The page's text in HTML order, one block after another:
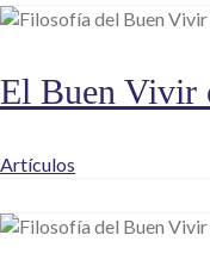
El Buen Vivir
Artículos